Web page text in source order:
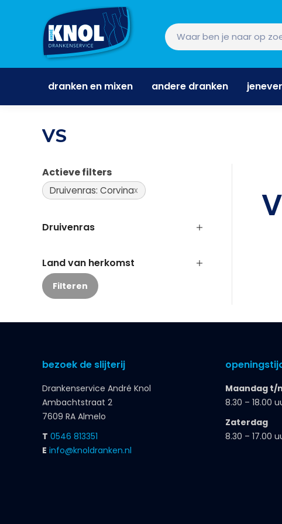
dranken en mixen andere dranken
VS
Actieve filters
Druivenras: Corvina
Druivenras
Land van herkomst
Filteren
bezoek de slijterij
Drankenservice André Knol
Ambachtstraat 2
7609 RA Almelo
T 0546 813351
E info@knoldranken.nl
Maandag t/
8.30 – 18.00
Zaterdag
8.30 – 17.00
dranken en mixen